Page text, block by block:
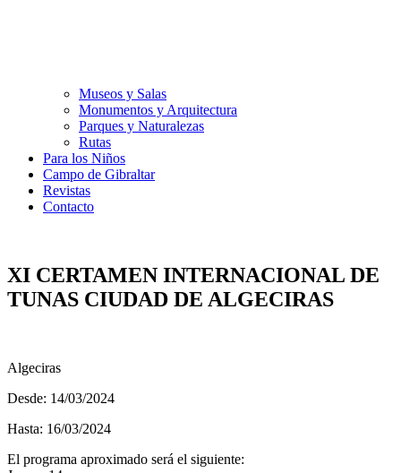
Museos y Salas
Monumentos y Arquitectura
Parques y Naturalezas
Rutas
Para los Niños
Campo de Gibraltar
Revistas
Contacto
XI CERTAMEN INTERNACIONAL DE
TUNAS CIUDAD DE ALGECIRAS
Algeciras
Desde: 14/03/2024
Hasta: 16/03/2024
El programa aproximado será el siguiente: